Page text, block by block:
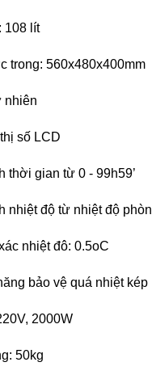
108 lít
trong: 560x480x400mm
nhiên
số LCD
thời gian từ 0 - 99h59’
nhiệt độ từ nhiệt độ
nhiệt đô: 0.5oC
bảo vệ quá nhiệt kép
2000W
50kg